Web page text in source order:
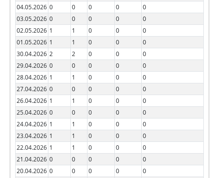
04.05.2026 0 0 0 0
0
03.05.2026 0 0 0 0
0
02.05.2026 1 1 0 0
0
01.05.2026 1 1 0 0
0
30.04.2026 2 2 0 0
0
29.04.2026 0 0 0 0
0
28.04.2026 1 1 0 0
0
27.04.2026 0 0 0 0
0
26.04.2026 1 1 0 0
0
25.04.2026 0 0 0 0
0
24.04.2026 1 1 0 0
0
23.04.2026 1 1 0 0
0
22.04.2026 1 1 0 0
0
21.04.2026 0 0 0 0
0
20.04.2026 0 0 0 0
0